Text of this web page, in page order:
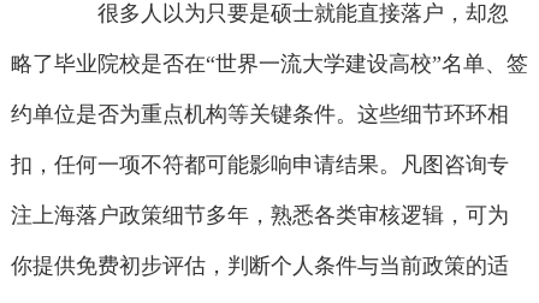
很多人以为只要是硕士就能直接落户，却忽
略了毕业院校是否在“世界一流大学建设高校”名单、签
约单位是否为重点机构等关键条件。这些细节环环相
扣，任何一项不符都可能影响申请结果。凡图咨询专
注上海落户政策细节多年，熟悉各类审核逻辑，可为
你提供免费初步评估，判断个人条件与当前政策的适